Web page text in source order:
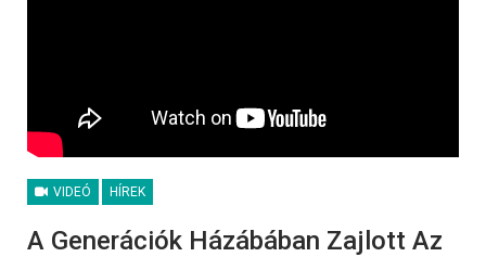
VIDEÓ HÍREK
A Generációk Házábában Zajlott Az